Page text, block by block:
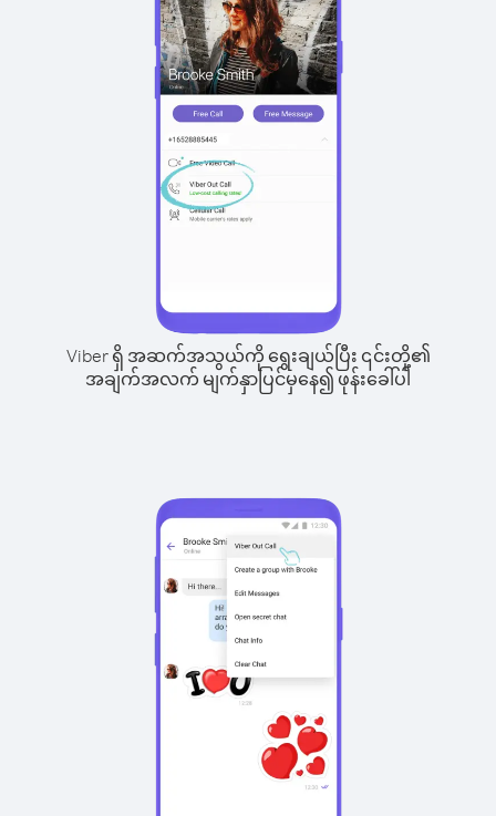
Viber ရှိ အဆက်အသွယ်ကို ရွေးချယ်ပြီး ၎င်းတို့၏
အချက်အလက် မျက်နှာပြင်မှနေ၍ ဖုန်းခေါ်ပါ